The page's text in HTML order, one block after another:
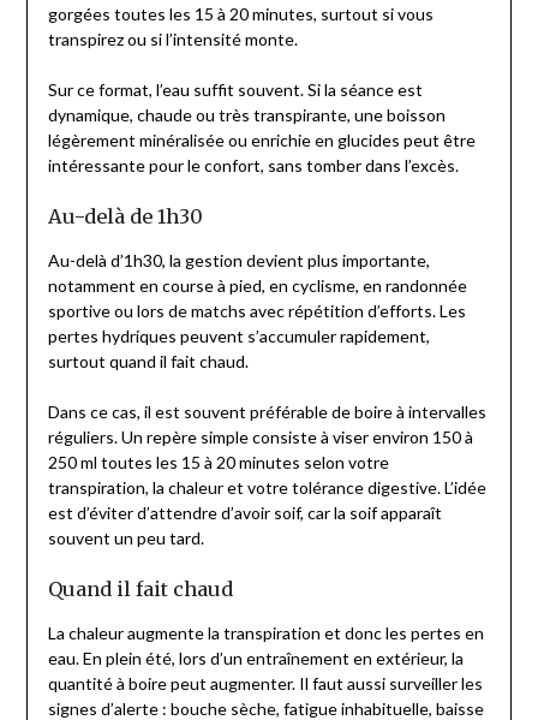
gorgées toutes les 15 à 20 minutes, surtout si vous
transpirez ou si l’intensité monte.
Sur ce format, l’eau suffit souvent. Si la séance est
dynamique, chaude ou très transpirante, une boisson
légèrement minéralisée ou enrichie en glucides peut être
intéressante pour le confort, sans tomber dans l’excès.
Au-delà de 1h30
Au-delà d’1h30, la gestion devient plus importante,
notamment en course à pied, en cyclisme, en randonnée
sportive ou lors de matchs avec répétition d’efforts. Les
pertes hydriques peuvent s’accumuler rapidement,
surtout quand il fait chaud.
Dans ce cas, il est souvent préférable de boire à intervalles
réguliers. Un repère simple consiste à viser environ 150 à
250 ml toutes les 15 à 20 minutes selon votre
transpiration, la chaleur et votre tolérance digestive. L’idée
est d’éviter d’attendre d’avoir soif, car la soif apparaît
souvent un peu tard.
Quand il fait chaud
La chaleur augmente la transpiration et donc les pertes en
eau. En plein été, lors d’un entraînement en extérieur, la
quantité à boire peut augmenter. Il faut aussi surveiller les
signes d’alerte : bouche sèche, fatigue inhabituelle, baisse